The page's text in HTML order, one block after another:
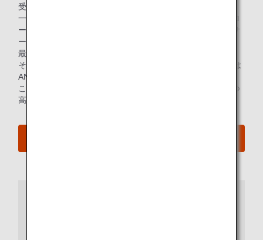
受賞しました。
一貫して高品質なサービスが提供できている点、さらにグロ
ーバルなお客様の多様なニーズを深く汲み取り、継続的にサ
ービス改善を行っている点が高く評価されました。
最高評価を獲得している航空会社は世界で11社のみであり、
そのうち10年以上連続して獲得している日本のエアラインは
ANAグループのみです。
これからもANAは、サービスの品質向上に尽力し、安全かつ
高品質な「5つ星」の体験をご提供してまいります。